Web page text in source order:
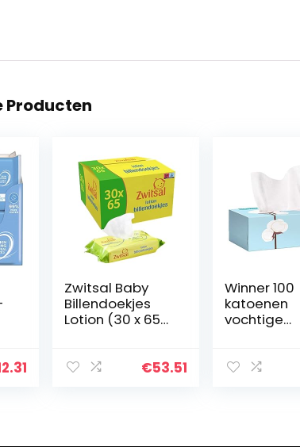
Producten
Zwitsal Baby
Billendoekjes
Lotion (30 x 65
doekjes –
€53.51
Winner 100
katoenen
vochtige
gevoelige